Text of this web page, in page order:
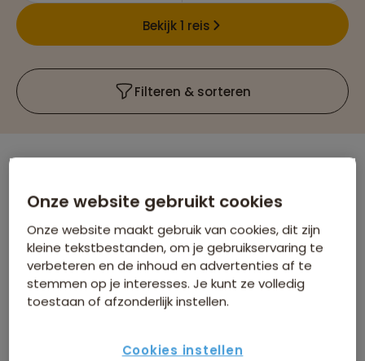
Bekijk 1 reis
Filteren & sorteren
Groepsrondreizen Spanje Verwijder alle filters
Onze website gebruikt cookies
Onze website maakt gebruik van cookies, dit zijn
kleine tekstbestanden, om je gebruikservaring te
verbeteren en de inhoud en advertenties af te
stemmen op je interesses. Je kunt ze volledig
toestaan of afzonderlijk instellen.
Cookies instellen